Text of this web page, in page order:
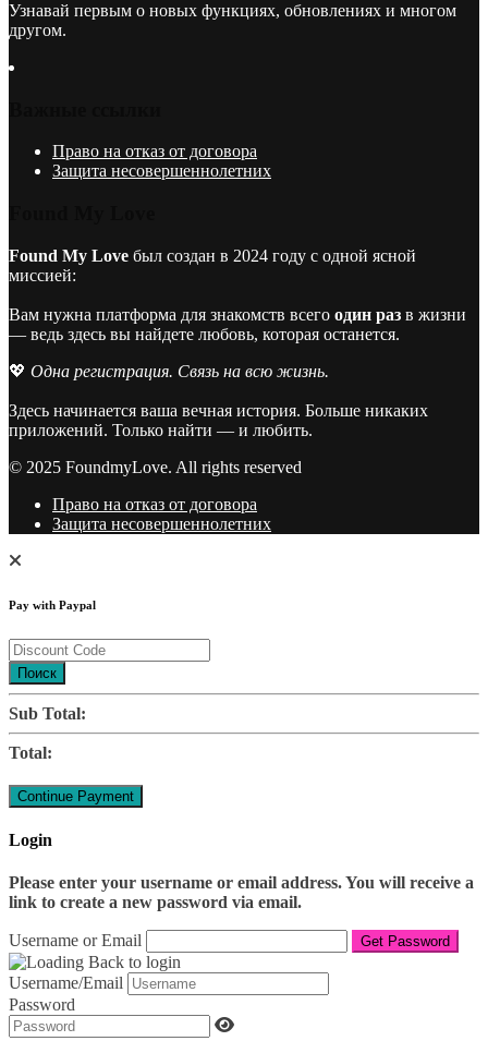
Узнавай первым о новых функциях, обновлениях и многом
другом.
Право на отказ от договора
Защита несовершеннолетних
Found My Love был создан в 2024 году с одной ясной
миссией:
Вам нужна платформа для знакомств всего один раз в жизни
— ведь здесь вы найдете любовь, которая останется.
💖 Одна регистрация. Связь на всю жизнь.
Здесь начинается ваша вечная история. Больше никаких
приложений. Только найти — и любить.
© 2025 FoundmyLove. All rights reserved
Право на отказ от договора
Защита несовершеннолетних
Pay with Paypal
Поиск
Sub Total:
Total:
Login
Please enter your username or email address. You will receive a
link to create a new password via email.
Username or Email
Back to login
Username/Email
Password